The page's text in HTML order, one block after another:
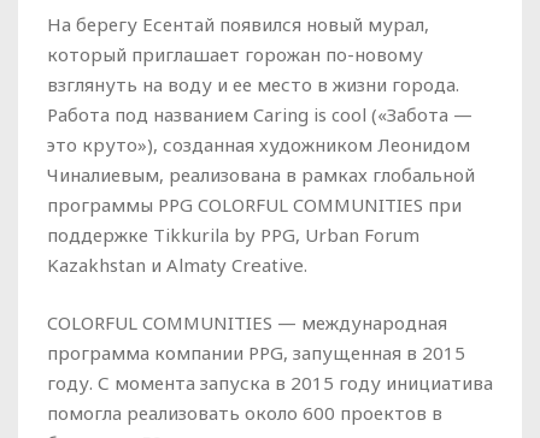
На берегу Есентай появился новый мурал,
который приглашает горожан по-новому
взглянуть на воду и ее место в жизни города.
Работа под названием Caring is cool («Забота —
это круто»), созданная художником Леонидом
Чиналиевым, реализована в рамках глобальной
программы PPG COLORFUL COMMUNITIES при
поддержке Tikkurila by PPG, Urban Forum
Kazakhstan и Almaty Creative.
COLORFUL COMMUNITIES — международная
программа компании PPG, запущенная в 2015
году. С момента запуска в 2015 году инициатива
помогла реализовать около 600 проектов в